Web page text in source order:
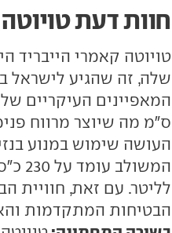
חוות דעת
ס"מ מה שיוצר מרווח
לליטר. עם זאת, חוויית
הבטיחות המתקדמות